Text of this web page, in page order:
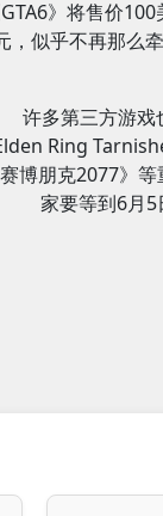
GTA6》将售价
，似乎不再那么
许多第三方游
Ring
赛博朋克2077》
家要等到6月5